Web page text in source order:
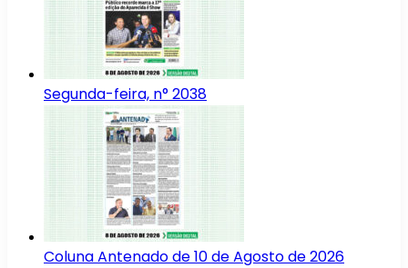
Segunda-feira, n° 2038
Coluna Antenado de 10 de Agosto de 2026